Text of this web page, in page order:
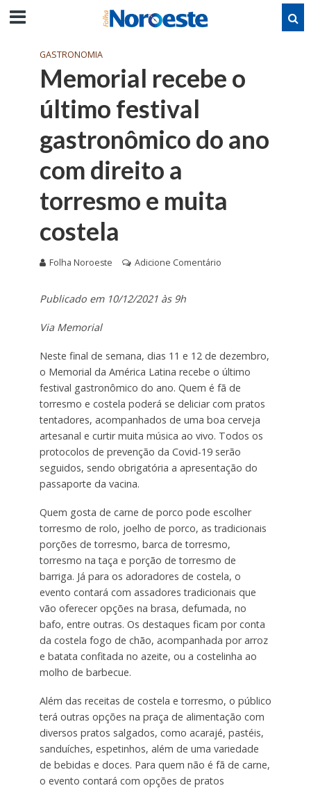
GASTRONOMIA
Memorial recebe o
último festival
gastronômico do ano
com direito a
torresmo e muita
costela
Folha Noroeste Adicione Comentário
Publicado em 10/12/2021 às 9h
Via Memorial
Neste final de semana, dias 11 e 12 de dezembro,
o Memorial da América Latina recebe o último
festival gastronômico do ano. Quem é fã de
torresmo e costela poderá se deliciar com pratos
tentadores, acompanhados de uma boa cerveja
artesanal e curtir muita música ao vivo. Todos os
protocolos de prevenção da Covid-19 serão
seguidos, sendo obrigatória a apresentação do
passaporte da vacina.
Quem gosta de carne de porco pode escolher
torresmo de rolo, joelho de porco, as tradicionais
porções de torresmo, barca de torresmo,
torresmo na taça e porção de torresmo de
barriga. Já para os adoradores de costela, o
evento contará com assadores tradicionais que
vão oferecer opções na brasa, defumada, no
bafo, entre outras. Os destaques ficam por conta
da costela fogo de chão, acompanhada por arroz
e batata confitada no azeite, ou a costelinha ao
molho de barbecue.
Além das receitas de costela e torresmo, o público
terá outras opções na praça de alimentação com
diversos pratos salgados, como acarajé, pastéis,
sanduíches, espetinhos, além de uma variedade
de bebidas e doces. Para quem não é fã de carne,
o evento contará com opções de pratos